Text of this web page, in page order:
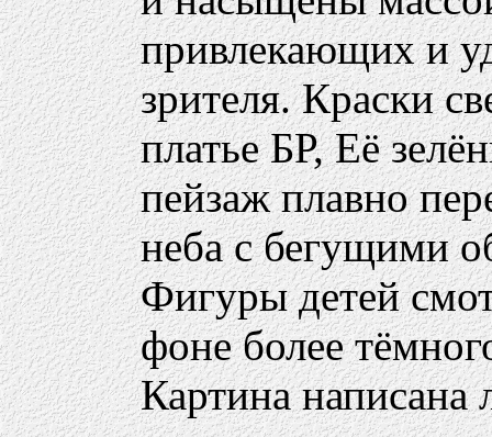
привлекающих и
зрителя. Краски
платье БР, Её
пейзаж плавно
неба с бегущими
Фигуры детей
фоне более
Картина написана